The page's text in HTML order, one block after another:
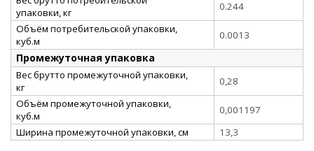
упаковки, кг
0.244
Объём потребительской упаковки,
куб.м
0.0013
Промежуточная упаковка
Вес брутто промежуточной упаковки,
кг
0,28
Объём промежуточной упаковки,
куб.м
0,001197
Ширина промежуточной упаковки, см
13,3